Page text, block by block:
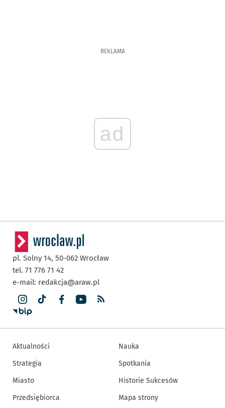
REKLAMA
ad
pl. Solny 14, 50-062 Wrocław
tel. 71 776 71 42
e-mail: redakcja@araw.pl
Aktualności
Strategia
Miasto
Przedsiębiorca
Nauka
Spotkania
Historie Sukcesów
Mapa strony